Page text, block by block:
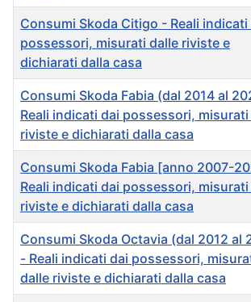
Consumi Skoda Citigo - Reali indicati
possessori, misurati dalle riviste e
dichiarati dalla casa
Consumi Skoda Fabia (dal 2014 al
Reali indicati dai possessori,
riviste e dichiarati dalla casa
Consumi Skoda Fabia [anno 2007-
Reali indicati dai possessori,
riviste e dichiarati dalla casa
Consumi Skoda Octavia (dal 2012 al
- Reali indicati dai possessori,
dalle riviste e dichiarati dalla casa